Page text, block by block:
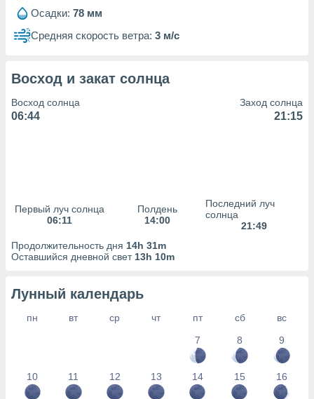
рекламы
сведения
наших 1199
Осадки: 78 мм
Средняя скорость ветра: 3 м/с
Восход и закат солнца
Восход солнца
06:44
Заход солнца
21:15
Первый луч солнца
06:11
Полдень
14:00
Последний луч
солнца
21:49
Продолжительность дня 14h 31m
Оставшийся дневной свет 13h 10m
Лунный календарь
пн вт ср чт пт сб
вс
7
8 9
10 11 12 13 14 15 16